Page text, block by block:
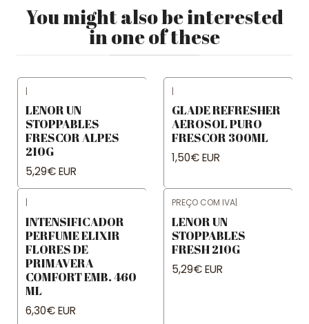
You might also be interested
in one of these
|
LENOR UN
STOPPABLES
FRESCOR ALPES
210G
5,29€ EUR
|
GLADE REFRESHER
AEROSOL PURO
FRESCOR 300ML
1,50€ EUR
|
INTENSIFICADOR
PERFUME ELIXIR
FLORES DE
PRIMAVERA
COMFORT EMB. 460
ML
6,30€ EUR
PREÇO COM IVA|
LENOR UN
STOPPABLES
FRESH 210G
5,29€ EUR